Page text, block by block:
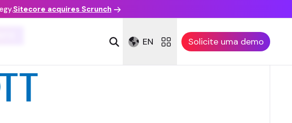
Sitecore acquires Scrunch
EN Solicite uma demo